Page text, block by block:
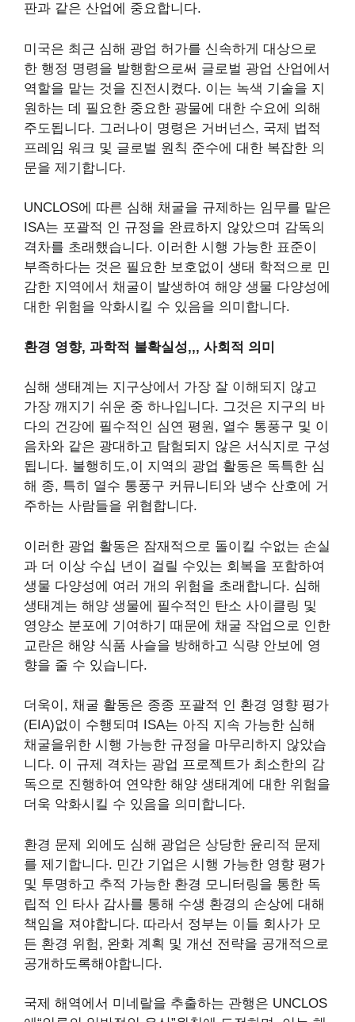
판과 같은 산업에 중요합니다.
미국은 최근 심해 광업 허가를 신속하게 대상으로
한 행정 명령을 발행함으로써 글로벌 광업 산업에서
역할을 맡는 것을 진전시켰다. 이는 녹색 기술을 지
원하는 데 필요한 중요한 광물에 대한 수요에 의해
주도됩니다. 그러나이 명령은 거버넌스, 국제 법적
프레임 워크 및 글로벌 원칙 준수에 대한 복잡한 의
문을 제기합니다.
UNCLOS에 따른 심해 채굴을 규제하는 임무를 맡은
ISA는 포괄적 인 규정을 완료하지 않았으며 감독의
격차를 초래했습니다. 이러한 시행 가능한 표준이
부족하다는 것은 필요한 보호없이 생태 학적으로 민
감한 지역에서 채굴이 발생하여 해양 생물 다양성에
대한 위험을 악화시킬 수 있음을 의미합니다.
환경 영향, 과학적 불확실성,,, 사회적 의미
심해 생태계는 지구상에서 가장 잘 이해되지 않고
가장 깨지기 쉬운 중 하나입니다. 그것은 지구의 바
다의 건강에 필수적인 심연 평원, 열수 통풍구 및 이
음차와 같은 광대하고 탐험되지 않은 서식지로 구성
됩니다. 불행히도,이 지역의 광업 활동은 독특한 심
해 종, 특히 열수 통풍구 커뮤니티와 냉수 산호에 거
주하는 사람들을 위협합니다.
이러한 광업 활동은 잠재적으로 돌이킬 수없는 손실
과 더 이상 수십 년이 걸릴 수있는 회복을 포함하여
생물 다양성에 여러 개의 위험을 초래합니다. 심해
생태계는 해양 생물에 필수적인 탄소 사이클링 및
영양소 분포에 기여하기 때문에 채굴 작업으로 인한
교란은 해양 식품 사슬을 방해하고 식량 안보에 영
향을 줄 수 있습니다.
더욱이, 채굴 활동은 종종 포괄적 인 환경 영향 평가
(EIA)없이 수행되며 ISA는 아직 지속 가능한 심해
채굴을위한 시행 가능한 규정을 마무리하지 않았습
니다. 이 규제 격차는 광업 프로젝트가 최소한의 감
독으로 진행하여 연약한 해양 생태계에 대한 위험을
더욱 악화시킬 수 있음을 의미합니다.
환경 문제 외에도 심해 광업은 상당한 윤리적 문제
를 제기합니다. 민간 기업은 시행 가능한 영향 평가
및 투명하고 추적 가능한 환경 모니터링을 통한 독
립적 인 타사 감사를 통해 수생 환경의 손상에 대해
책임을 져야합니다. 따라서 정부는 이들 회사가 모
든 환경 위험, 완화 계획 및 개선 전략을 공개적으로
공개하도록해야합니다.
국제 해역에서 미네랄을 추출하는 관행은 UNCLOS